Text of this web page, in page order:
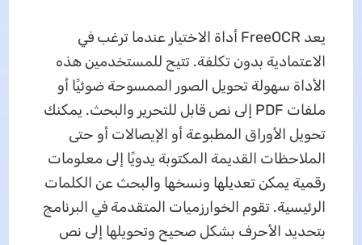
يعد FreeOCR أداة الاختيار عندما ترغب في
الاعتمادية بدون تكلفة. تتيح للمستخدمين هذه
الأداة سهولة تحويل الصور الممسوحة ضوئيًا أو
ملفات PDF إلى نص قابل للتحرير والبحث. يمكنك
تحويل الأوراق المطبوعة أو الإيصالات أو حتى
الملاحظات القديمة المكتوبة يدويًا إلى معلومات
رقمية يمكن تعديلها ونسخها والبحث عن الكلمات
الرئيسية. تقوم الخوارزميات المتقدمة في البرنامج
بتحديد الأحرف بشكل صحيح وتحويلها إلى نص